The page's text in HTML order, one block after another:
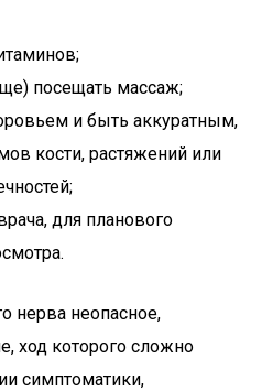
посещать массаж;
и быть аккуратным,
кости, растяжений или
для планового
нерва неопасное,
ход которого сложно
симптоматики,